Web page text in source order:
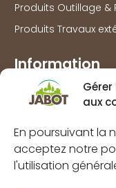
aux
En poursuivant la
acceptez notre
l'utilisation
Produits Outillage &
Produits Travaux
Information
Marques
À propos
FAQs
Mentions légales
Politique de